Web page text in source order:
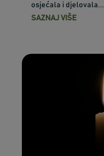
osjećala i djelovala...
SAZNAJ VIŠE